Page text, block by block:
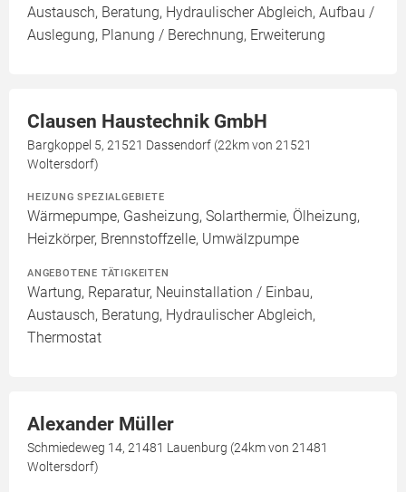
Austausch, Beratung, Hydraulischer Abgleich, Aufbau /
Auslegung, Planung / Berechnung, Erweiterung
Clausen Haustechnik GmbH
Bargkoppel 5, 21521 Dassendorf (22km von 21521
Woltersdorf)
HEIZUNG SPEZIALGEBIETE
Wärmepumpe, Gasheizung, Solarthermie, Ölheizung,
Heizkörper, Brennstoffzelle, Umwälzpumpe
ANGEBOTENE TÄTIGKEITEN
Wartung, Reparatur, Neuinstallation / Einbau,
Austausch, Beratung, Hydraulischer Abgleich,
Thermostat
Alexander Müller
Schmiedeweg 14, 21481 Lauenburg (24km von 21481
Woltersdorf)